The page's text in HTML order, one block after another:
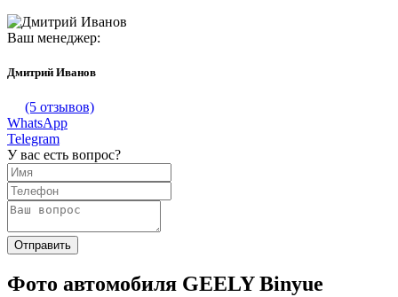
Ваш менеджер:
Дмитрий Иванов
(5 отзывов)
WhatsApp
Telegram
У вас есть вопрос?
Фото автомобиля GEELY Binyue